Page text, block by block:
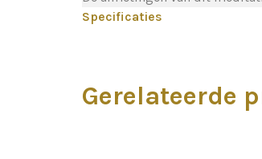
Specificaties
Gerelateerde